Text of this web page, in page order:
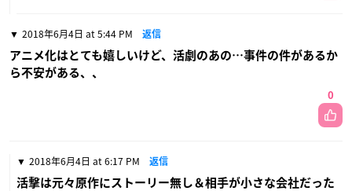
2018年6月4日 at 5:44 PM 返信
アニメ化はとても嬉しいけど、活劇のあの…事件の件があるか
ら不安がある、、
0
2018年6月4日 at 6:17 PM 返信
活撃は元々原作にストーリー無し＆相手が小さな会社だった